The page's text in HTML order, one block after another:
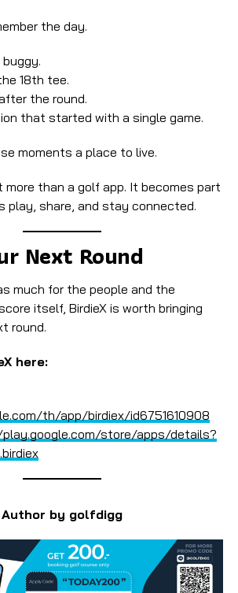
the day.
18th tee.
the round.
that started with a single game.
moments a place to live.
more than a golf app. It becomes part
play, share, and stay connected.
Next Round
much for the people and the
itself, BirdieX is worth bringing
round.
here:
th/app/birdiex/id6751610908
store/apps/details?
Author by golfdigg